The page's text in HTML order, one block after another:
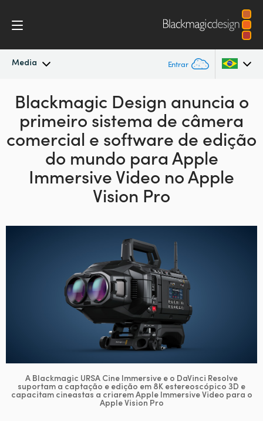
Media Entrar
Novidades
Arquivo
Imagens para Imprensa
Argentina
Australia
Austria
Brazil
China
Finland
France
Hong Kong SAR, China
India
Italy
Blackmagic Design anuncia o
primeirosistema de câmera
comercial e software de edição
do mundo paraApple
Immersive Video no Apple
Vision Pro
A Blackmagic URSA Cine Immersive e o DaVinci Resolve
suportam a captação e edição em 8K estereoscópico 3D e
capacitam cineastas a criarem Apple Immersive Video para o
Apple Vision Pro